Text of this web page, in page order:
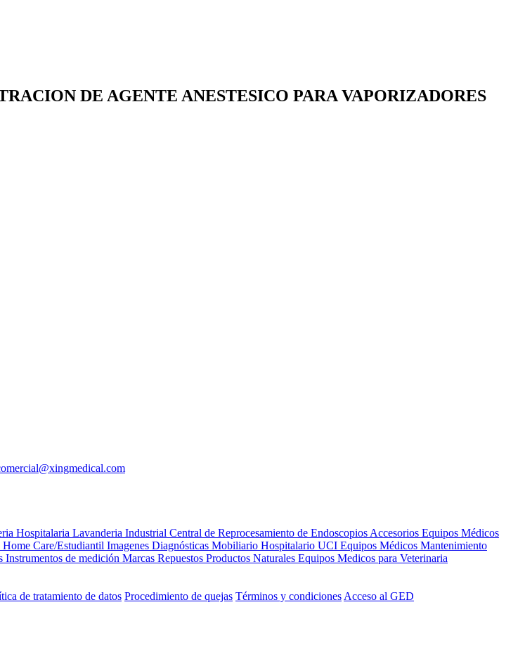
DE AGENTE ANESTESICO PARA VAPORIZADORES
Hospitalaria Lavanderia Industrial Central de Reprocesamiento de Endoscopios Accesorios Equipos Médicos
Home Care/Estudiantil Imagenes Diagnósticas Mobiliario Hospitalario UCI Equipos Médicos Mantenimiento
Instrumentos de medición Marcas Repuestos Productos Naturales Equipos Medicos para Veterinaria
de tratamiento de datos Procedimiento de quejas Términos y condiciones Acceso al GED